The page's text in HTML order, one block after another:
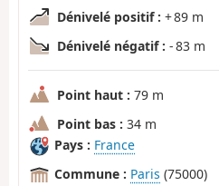
Dénivelé positif : + 89 m
Dénivelé négatif : - 83 m
Point haut : 79 m
Point bas : 34 m
Pays : France
Commune : Paris (75000)